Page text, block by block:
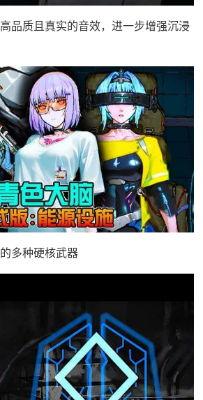
品质且真实的音效，进一步增强沉浸
多种硬核武器